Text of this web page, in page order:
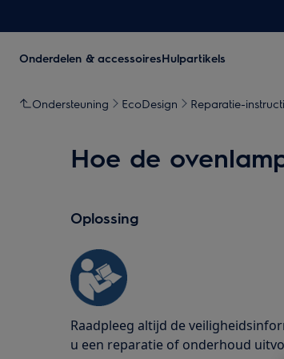
Onderdelen & accessoiresHulpartikels
Ondersteuning EcoDesign Reparatie-
Hoe de
Oplossing
Raadpleeg altijd de
u een reparatie of onderhoud